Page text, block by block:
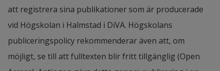
att registrera sina publikationer som är producerade
vid Högskolan i Halmstad i DiVA. Högskolans
publiceringspolicy rekommenderar även att, om
möjligt, se till att fulltexten blir fritt tillgänglig (Open